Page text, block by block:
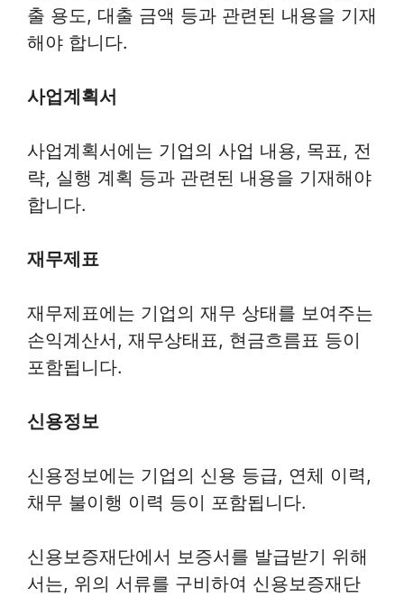
출 용도, 대출 금액 등과 관련된 내용을 기재
해야 합니다.
사업계획서
사업계획서에는 기업의 사업 내용, 목표, 전
략, 실행 계획 등과 관련된 내용을 기재해야
합니다.
재무제표
재무제표에는 기업의 재무 상태를 보여주는
손익계산서, 재무상태표, 현금흐름표 등이
포함됩니다.
신용정보
신용정보에는 기업의 신용 등급, 연체 이력,
채무 불이행 이력 등이 포함됩니다.
신용보증재단에서 보증서를 발급받기 위해
서는, 위의 서류를 구비하여 신용보증재단